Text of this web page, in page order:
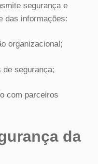
segurança e
das informações:
organizacional;
de segurança;
com parceiros
da